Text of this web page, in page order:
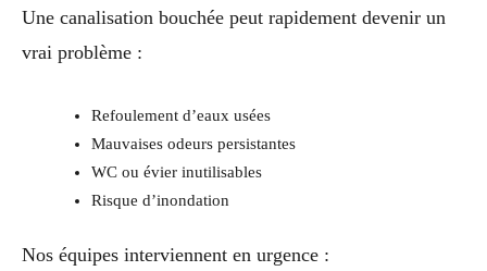
Une canalisation bouchée peut rapidement devenir un
vrai problème :
Refoulement d’eaux usées
Mauvaises odeurs persistantes
WC ou évier inutilisables
Risque d’inondation
Nos équipes interviennent en urgence :